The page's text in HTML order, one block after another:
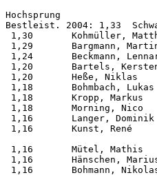
Hochsprung
Bestleist. 2004: 1,33
1,30       Kohmüller,
1,29       Bargmann,
1,24       Beckmann,
1,20       Bartels,
1,20       Heße, Niklas
1,18       Bohmbach,
1,18       Kropp, Markus
1,18       Morning, Nico
1,16       Langer,
1,16       Kunst, René
1,16       Mütel, Mathis
1,16       Hänschen,
1,16       Bohmann,